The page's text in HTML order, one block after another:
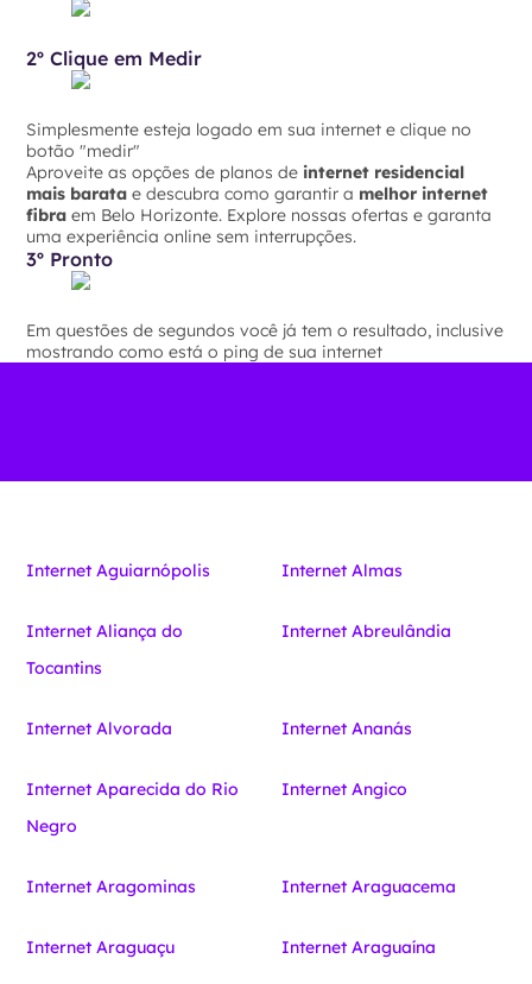
2º Clique em Medir
Simplesmente esteja logado em sua internet e clique no
botão "medir"
Aproveite as opções de planos de internet residencial
mais barata e descubra como garantir a melhor internet
fibra em Belo Horizonte. Explore nossas ofertas e garanta
uma experiência online sem interrupções.
3º Pronto
Em questões de segundos você já tem o resultado, inclusive
mostrando como está o ping de sua internet
Internet Aguiarnópolis Internet Almas
Internet Aliança do
Tocantins
Internet Abreulândia
Internet Alvorada Internet Ananás
Internet Aparecida do Rio
Negro
Internet Angico
Internet Aragominas Internet Araguacema
Internet Araguaçu Internet Araguaína